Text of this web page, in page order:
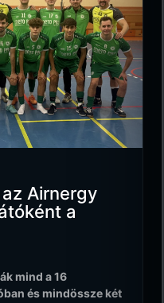
Airnergy
a
mind a 16
és mindössze két